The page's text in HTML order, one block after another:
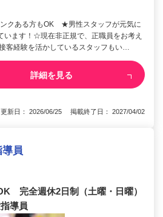
クある方もOK ★男性スタッフが元気に
います！☆現在非正規で、正職員をお考え
客経験を活かしているスタッフもい…
詳細を見る
更新日： 2026/06/25 掲載終了日： 2027/04/02
員
完全週休2日制（土曜・日曜）
導員